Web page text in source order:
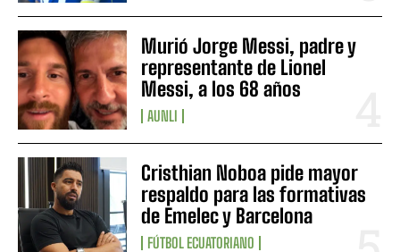
Murió Jorge Messi, padre y
representante de Lionel
Messi, a los 68 años
AUNLI
Cristhian Noboa pide mayor
respaldo para las formativas
de Emelec y Barcelona
FÚTBOL ECUATORIANO